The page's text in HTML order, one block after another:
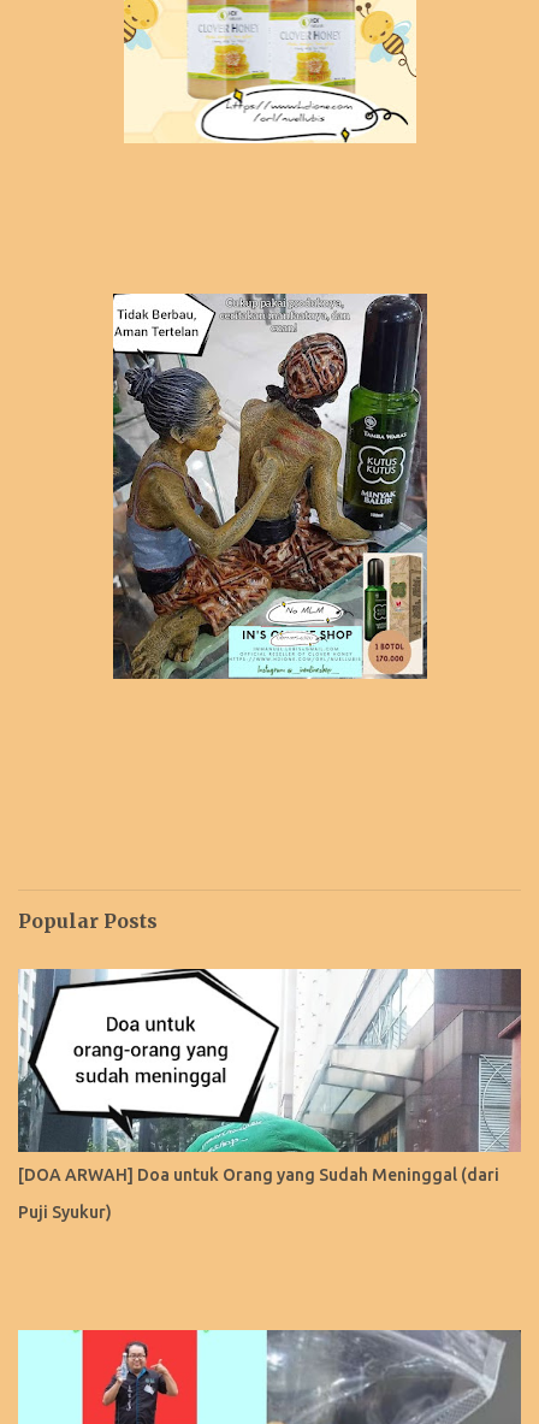
Popular Posts
[DOA ARWAH] Doa untuk Orang yang Sudah Meninggal (dari
Puji Syukur)